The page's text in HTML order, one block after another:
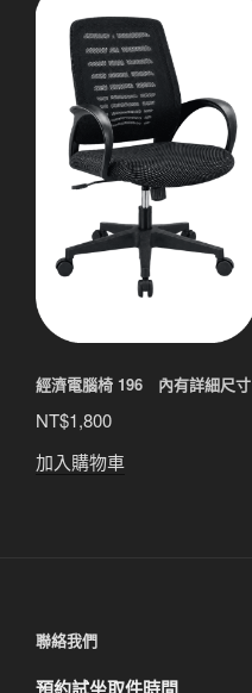
經濟電腦椅 196 內有詳細尺寸
NT$1,800
加入購物車
聯絡我們